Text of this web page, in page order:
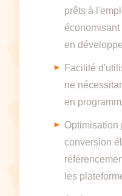
prêts à
économisant
en
Facilité
ne
en
Optimisation
conversion
les